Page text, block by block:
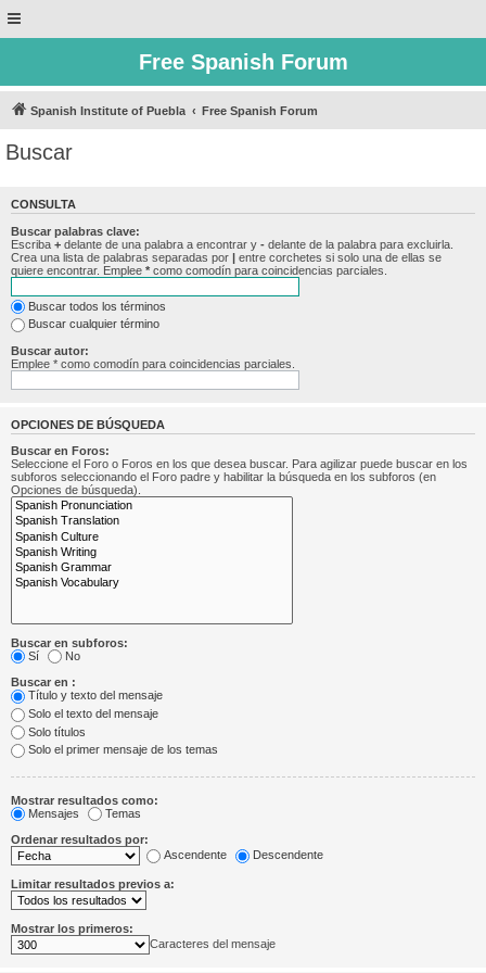
Free Spanish Forum
Spanish Institute of Puebla Free Spanish Forum
Buscar
CONSULTA
Buscar palabras clave:
Escriba + delante de una palabra a encontrar y - delante de la palabra para excluirla.
Crea una lista de palabras separadas por | entre corchetes si solo una de ellas se
quiere encontrar. Emplee * como comodín para coincidencias parciales.
Buscar todos los términos
Buscar cualquier término
Buscar autor:
Emplee * como comodín para coincidencias parciales.
OPCIONES DE BÚSQUEDA
Buscar en Foros:
Seleccione el Foro o Foros en los que desea buscar. Para agilizar puede buscar en los
subforos seleccionando el Foro padre y habilitar la búsqueda en los subforos (en
Opciones de búsqueda).
Buscar en subforos:
Sí
No
Buscar en :
Título y texto del mensaje
Solo el texto del mensaje
Solo títulos
Solo el primer mensaje de los temas
Mostrar resultados como:
Mensajes
Temas
Ordenar resultados por:
Ascendente
Descendente
Limitar resultados previos a:
Mostrar los primeros:
Caracteres del mensaje